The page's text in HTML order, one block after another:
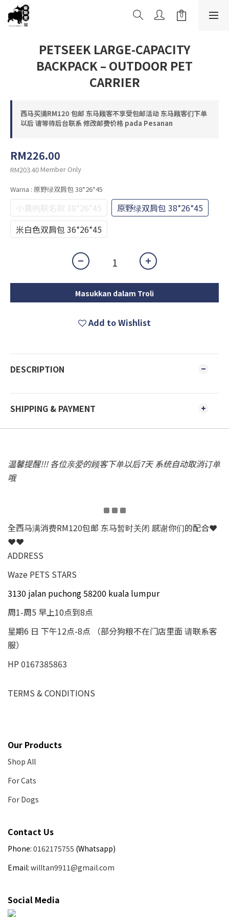
PETSEEK LARGE-CAPACITY
BACKPACK – OUTDOOR PET
CARRIER
西马买满RM120 包邮 东马顾客不享受包邮活动 东马顾客们下单
以后 请等待后台联系 修改邮费价格 pada Pesanan
RM226.00
RM203.40Member Only
Warna : 原野绿双肩包 38*26*45
小黄鸭联名款 38*26*45
原野绿双肩包 38*26*45
米白色双肩包 36*26*45
Masukkan dalam Troli
Add to Wishlist
DESCRIPTION
SHIPPING & PAYMENT
温馨提醒!!! 各位亲爱的顾客下单以后7天 系统自动取消订单
哦
全西马满消费RM120包邮 东马暂时关闭 感谢你们的配合❤
❤❤
ADDRESS
Waze PETS STARS
3130 jalan puchong 58200 kuala lumpur
周1-周5 早上10点到8点
星期6 日 下午12点-8点 （部分狗粮不在门店里面 请联系客
服）
HP 0167385863
TERMS & CONDITIONS
Our Products
Shop All
For Cats
For Dogs
Contact Us
Phone: 0162175755 (Whatsapp)
Email: willtan9911@gmail.com
Social Media